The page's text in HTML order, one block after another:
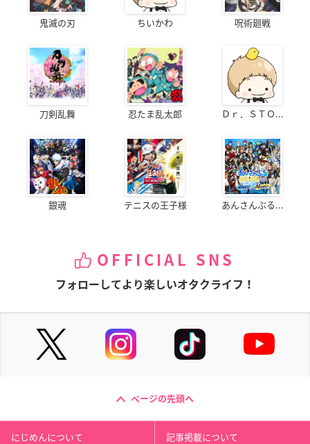
鬼滅の刃 ちいかわ 呪術廻戦
刀剣乱舞 忍たま乱太郎 Ｄｒ．ＳＴＯ...
銀魂 テニスの王子様 あんさんぶる...
OFFICIAL SNS
フォローしてより楽しいオタクライフ！
ページの先頭へ
にじめんについて 記事掲載について